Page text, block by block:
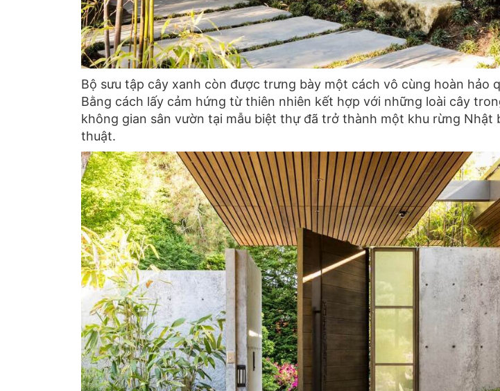
Bộ sưu tập cây xanh còn được trưng bày một cách vô cùng hoàn hảo
Bằng cách lấy cảm hứng từ thiên nhiên kết hợp với những loài cây
không gian sân vườn tại mẫu biệt thự đã trở thành một khu rừng Nhật
thuật.